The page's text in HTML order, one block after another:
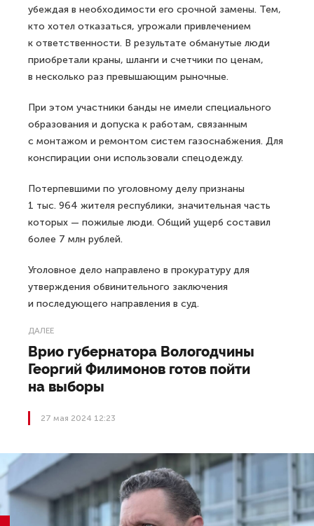
убеждая в необходимости его срочной замены. Тем,
кто хотел отказаться, угрожали привлечением
к ответственности. В результате обманутые люди
приобретали краны, шланги и счетчики по ценам,
в несколько раз превышающим рыночные.
При этом участники банды не имели специального
образования и допуска к работам, связанным
с монтажом и ремонтом систем газоснабжения. Для
конспирации они использовали спецодежду.
Потерпевшими по уголовному делу признаны
1 тыс. 964 жителя республики, значительная часть
которых — пожилые люди. Общий ущерб составил
более 7 млн рублей.
Уголовное дело направлено в прокуратуру для
утверждения обвинительного заключения
и последующего направления в суд.
ДАЛЕЕ
Врио губернатора Вологодчины
Георгий Филимонов готов пойти
на выборы
27 мая 2024 12:23